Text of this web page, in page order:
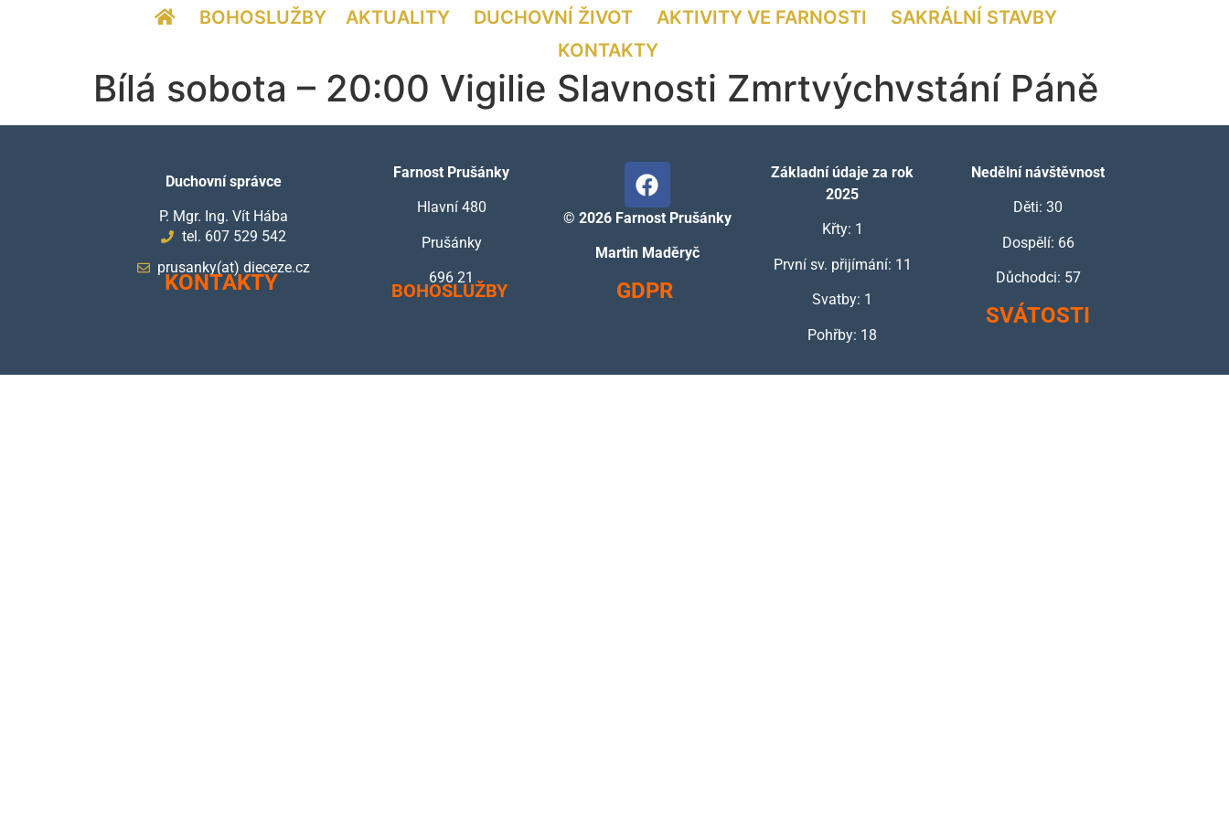
BOHOSLUŽBY AKTUALITY DUCHOVNÍ ŽIVOT AKTIVITY VE FARNOSTI
SAKRÁLNÍ STAVBY
KONTAKTY
Bílá sobota – 20:00 Vigilie Slavnosti Zmrtvýchvstání Páně
Duchovní správce
P. Mgr. Ing. Vít Hába
tel. 607 529 542
prusanky(at) dieceze.cz
KONTAKTY
Farnost Prušánky
Hlavní 480
Prušánky
696 21
BOHOSLUŽBY
© 2026 Farnost Prušánky
Martin Maděryč
GDPR
Základní údaje za rok
2025
Křty: 1
První sv. přijímání: 11
Svatby: 1
Pohřby: 18
Nedělní návštěvnost
Děti: 30
Dospělí: 66
Důchodci: 57
SVÁTOSTI